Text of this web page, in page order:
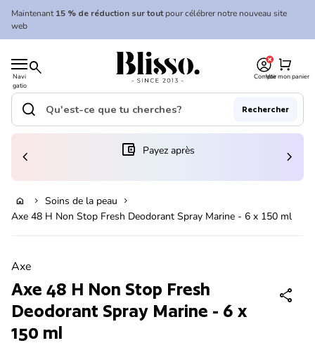
Skip to content
Maintenant15 % de réduction sur toutpour célébrer notre nouveau site
web
Navi
gatio
n
mobil
search
Accueil
CompteVoir mon panier
shopping_cart
Accueil
Recherche"
search Rechercher
(le lien s'ouvre dans un nouvel onglet/fenêtre)
account_balance_wallet Payez après
chevron_left chevron_right
home chevron_right Soins de la peau chevron_right
Axe 48 H Non Stop Fresh Deodorant Spray Marine - 6 x 150 ml
Axe
Axe 48 H Non Stop Fresh
Deodorant Spray Marine - 6 x
150 ml
share